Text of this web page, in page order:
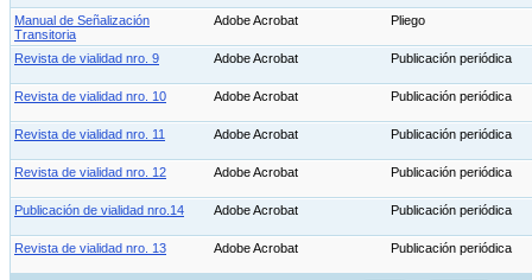
Manual de Señalización
Transitoria
Adobe Acrobat Pliego
Revista de vialidad nro. 9 Adobe Acrobat Publicación periódica
Revista de vialidad nro. 10 Adobe Acrobat Publicación periódica
Revista de vialidad nro. 11 Adobe Acrobat Publicación periódica
Revista de vialidad nro. 12 Adobe Acrobat Publicación periódica
Publicación de vialidad nro.14 Adobe Acrobat Publicación periódica
Revista de vialidad nro. 13 Adobe Acrobat Publicación periódica